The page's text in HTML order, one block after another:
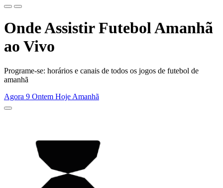
Onde Assistir Futebol Amanhã
ao Vivo
Programe-se: horários e canais de todos os jogos de futebol de
amanhã
Agora 9 Ontem Hoje Amanhã